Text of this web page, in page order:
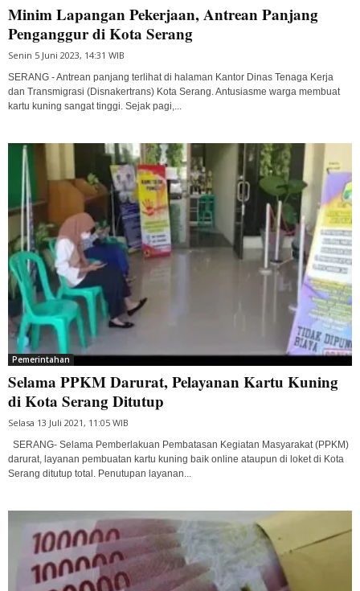
Minim Lapangan Pekerjaan, Antrean Panjang
Penganggur di Kota Serang
Senin 5 Juni 2023, 14:31 WIB
SERANG - Antrean panjang terlihat di halaman Kantor Dinas Tenaga Kerja
dan Transmigrasi (Disnakertrans) Kota Serang. Antusiasme warga membuat
kartu kuning sangat tinggi. Sejak pagi,...
Pemerintahan
Selama PPKM Darurat, Pelayanan Kartu Kuning
di Kota Serang Ditutup
Selasa 13 Juli 2021, 11:05 WIB
SERANG- Selama Pemberlakuan Pembatasan Kegiatan Masyarakat (PPKM)
darurat, layanan pembuatan kartu kuning baik online ataupun di loket di Kota
Serang ditutup total. Penutupan layanan...